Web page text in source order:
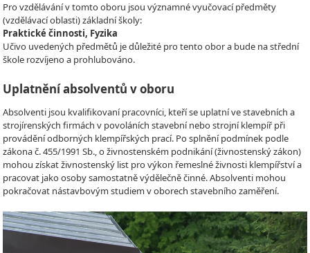
Pro vzdělávání v tomto oboru jsou významné vyučovací předměty
(vzdělávací oblasti) základní školy:
Praktické činnosti, Fyzika
Učivo uvedených předmětů je důležité pro tento obor a bude na střední
škole rozvíjeno a prohlubováno.
Uplatnění absolventů v oboru
Absolventi jsou kvalifikovaní pracovníci, kteří se uplatní ve stavebních a
strojírenských firmách v povoláních stavební nebo strojní klempíř při
provádění odborných klempířských prací. Po splnění podmínek podle
zákona č. 455/1991 Sb., o živnostenském podnikání (živnostenský zákon)
mohou získat živnostenský list pro výkon řemeslné živnosti klempířství a
pracovat jako osoby samostatně výdělečně činné. Absolventi mohou
pokračovat nástavbovým studiem v oborech stavebního zaměření.
Video
Player